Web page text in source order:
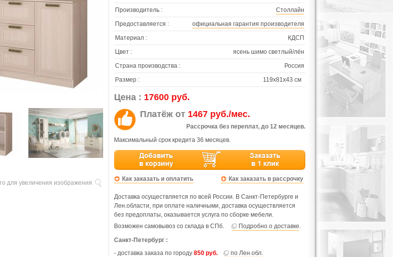
для увеличения изображения
Производитель :
Столлайн
Предоставляется :
официальная гарантия производителя
Материал :
КДСП
Цвет :
ясень шимо светлый/лён
Страна производства :
Россия
Размер :
119х81х43 см
Цена : 17600 руб.
Платёж от 1467 руб./мес.
Рассрочка без переплат, до 12 месяцев.
Максимальный срок кредита 36 месяцев.
Как заказать и оплатить Как заказать в рассрочку
Доставка осуществляется по всей России. В Санкт-Петербурге и
Лен.области, при оплате наличными, доставка осуществляется
без предоплаты, оказывается услуга по сборке мебели.
Возможен самовывоз со склада в СПб.
Подробно о доставке.
Санкт-Петербург :
- доставка заказа по городу 850 руб. по Лен.обл.